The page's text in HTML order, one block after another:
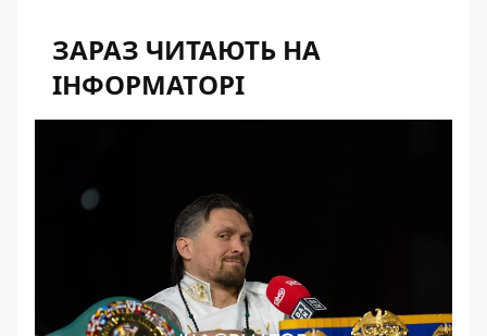
ЗАРАЗ ЧИТАЮТЬ НА
ІНФОРМАТОРІ